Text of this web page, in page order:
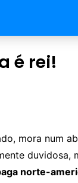
é rei!
mora num
duvidosa,
norte-